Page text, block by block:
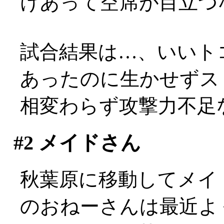
試合結果は…、いいト
あったのに生かせず
相変わらず攻撃力不
#2 メイドさん
秋葉原に移動してメ
のおねーさんは最近